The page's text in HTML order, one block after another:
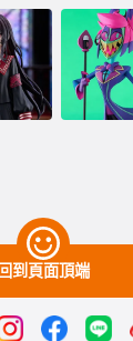
回到頁面頂端